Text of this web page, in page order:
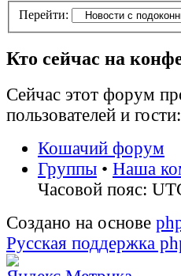
Перейти:
Кто сейчас на
Сейчас этот форум
пользователей и
Кошачий форум
Группы • Наша
Часовой пояс:
Создано на основе
Русская поддержка